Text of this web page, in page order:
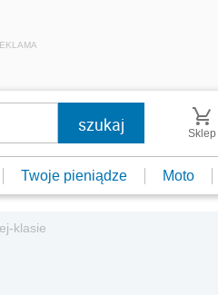
Sklep
Twoje pieniądze Moto
klasie